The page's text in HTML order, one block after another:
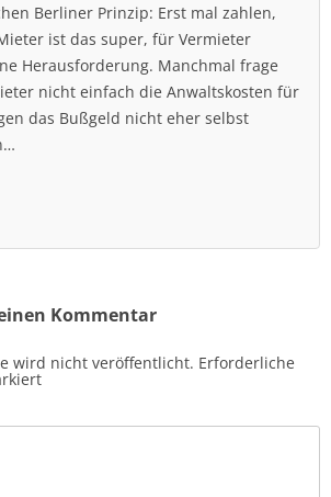
Berliner Prinzip: Erst mal zahlen,
ist das super, für Vermieter
Herausforderung. Manchmal frage
nicht einfach die Anwaltskosten für
das Bußgeld nicht eher selbst
Kommentar
wird nicht veröffentlicht. Erforderliche